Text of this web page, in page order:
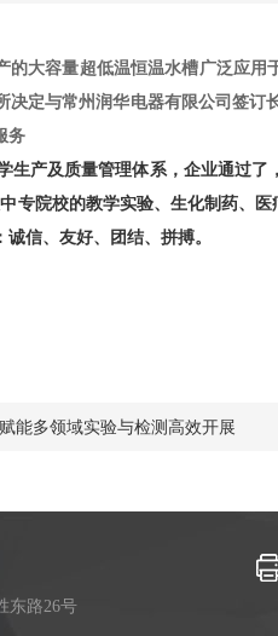
的大容量超低温恒温水槽广泛应
决定与常州润华电器有限公司签
务
生产及质量管理体系，企业通过
专院校的教学实验、生化制药、
信、友好、团结、拼搏。
能多领域实验与检测高效开展
东路26号